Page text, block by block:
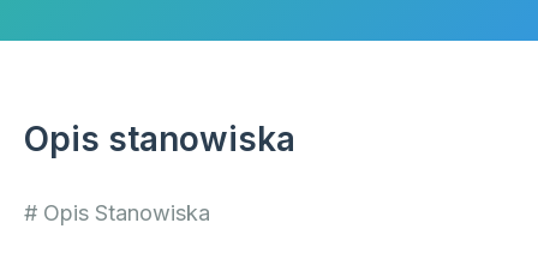
Opis stanowiska
# Opis Stanowiska